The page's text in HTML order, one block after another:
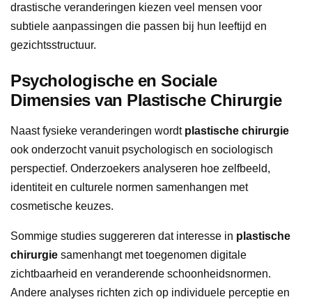
drastische veranderingen kiezen veel mensen voor
subtiele aanpassingen die passen bij hun leeftijd en
gezichtsstructuur.
Psychologische en Sociale
Dimensies van Plastische Chirurgie
Naast fysieke veranderingen wordt plastische chirurgie
ook onderzocht vanuit psychologisch en sociologisch
perspectief. Onderzoekers analyseren hoe zelfbeeld,
identiteit en culturele normen samenhangen met
cosmetische keuzes.
Sommige studies suggereren dat interesse in plastische
chirurgie samenhangt met toegenomen digitale
zichtbaarheid en veranderende schoonheidsnormen.
Andere analyses richten zich op individuele perceptie en